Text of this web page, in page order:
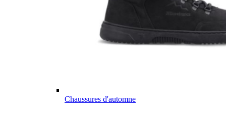
Chaussures d'automne